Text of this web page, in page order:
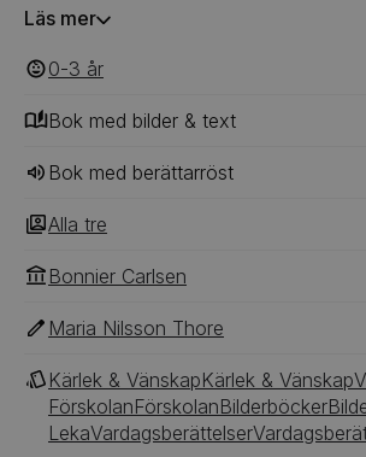
på din förskola?
Läs mer
0-3 ‎‎ år
Bok med bilder & text
Bok med berättarröst
Alla tre
Bonnier Carlsen
Maria Nilsson Thore
Kärlek & VänskapKärlek & Vänskap
FörskolanFörskolanBilderböcker
LekaVardagsberättelser